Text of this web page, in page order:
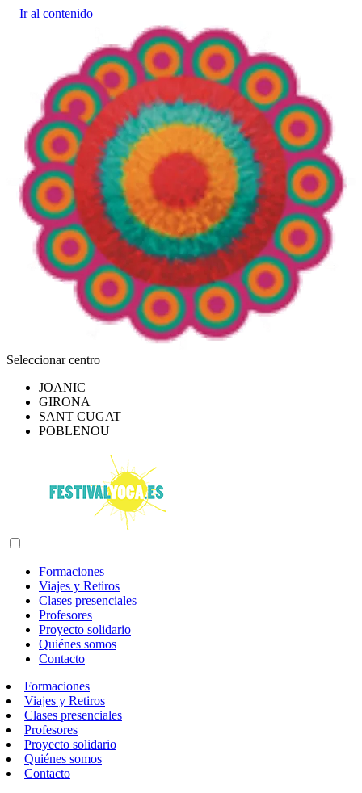
Ir al contenido
Seleccionar centro
JOANIC
GIRONA
SANT CUGAT
POBLENOU
Formaciones
Viajes y Retiros
Clases presenciales
Profesores
Proyecto solidario
Quiénes somos
Contacto
Formaciones
Viajes y Retiros
Clases presenciales
Profesores
Proyecto solidario
Quiénes somos
Contacto